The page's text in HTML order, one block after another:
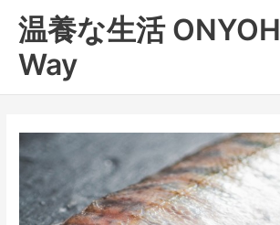
温養な生活 ONYOH
Way